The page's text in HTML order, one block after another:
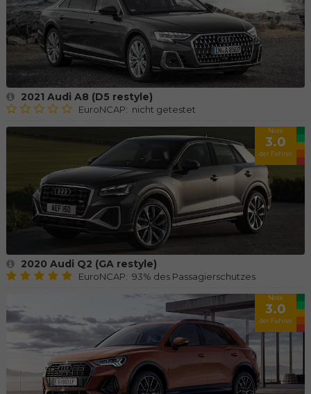
2021 Audi A8 (D5 restyle)
EuroNCAP: nicht getestet
Note
3.0
der Fahrer
2020 Audi Q2 (GA restyle)
EuroNCAP: 93% des Passagierschutzes
Note
3.0
der Fahrer